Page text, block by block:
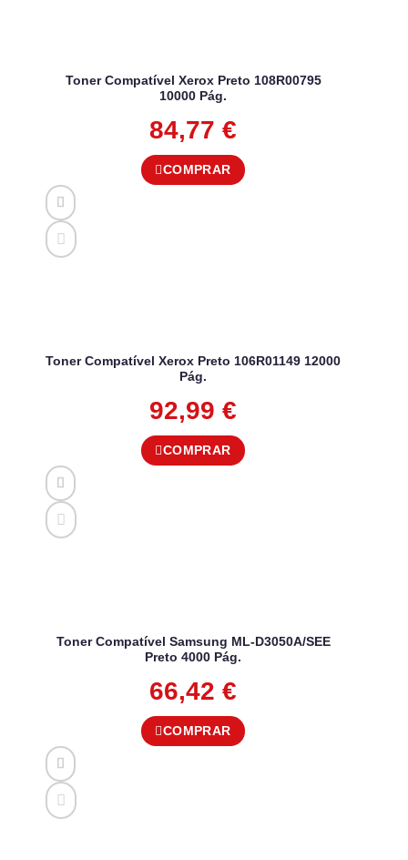
Toner Compatível Xerox Preto 108R00795
10000 Pág.
84,77 €
COMPRAR
Toner Compatível Xerox Preto 106R01149 12000
Pág.
92,99 €
COMPRAR
Toner Compatível Samsung ML-D3050A/SEE
Preto 4000 Pág.
66,42 €
COMPRAR